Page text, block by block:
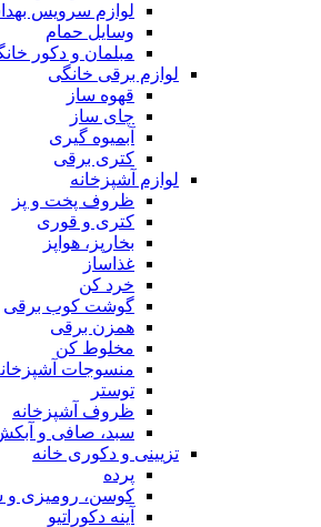
لوازم سرویس
وسایل حمام
مبلمان و دکور
لوازم برقی خانگی
قهوه ساز
چای ساز
آبمیوه گیری
کتری برقی
لوازم آشپزخانه
ظروف پخت و پز
کتری و قوری
بخارپز، هواپز
غذاساز
خرد کن
گوشت کوب برقی
همزن برقی
مخلوط کن
منسوجات
توستر
ظروف آشپزخانه
سبد، صافی و
تزیینی و دکوری خانه
پرده
کوسن، رومیزی و
آینه دکوراتیو